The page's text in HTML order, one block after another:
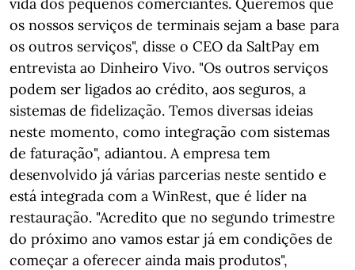
os nossos serviços de terminais sejam a base para
os outros serviços", disse o CEO da SaltPay em
entrevista ao Dinheiro Vivo. "Os outros serviços
podem ser ligados ao crédito, aos seguros, a
sistemas de fidelização. Temos diversas ideias
neste momento, como integração com sistemas
de faturação", adiantou. A empresa tem
desenvolvido já várias parcerias neste sentido e
está integrada com a WinRest, que é líder na
restauração. "Acredito que no segundo trimestre
do próximo ano vamos estar já em condições de
começar a oferecer ainda mais produtos",